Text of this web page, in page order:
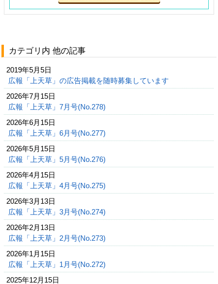
カテゴリ内 他の記事
2019年5月5日
広報「上天草」の広告掲載を随時募集しています
2026年7月15日
広報「上天草」7月号(No.278)
2026年6月15日
広報「上天草」6月号(No.277)
2026年5月15日
広報「上天草」5月号(No.276)
2026年4月15日
広報「上天草」4月号(No.275)
2026年3月13日
広報「上天草」3月号(No.274)
2026年2月13日
広報「上天草」2月号(No.273)
2026年1月15日
広報「上天草」1月号(No.272)
2025年12月15日